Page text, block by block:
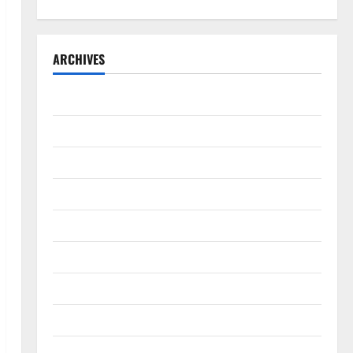
ARCHIVES